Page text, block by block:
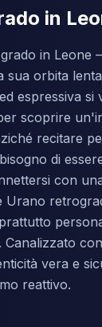
in
in Leone
sua orbita
espressiva si
scoprire
recitare
di
con
Urano
vera e
reattivo.